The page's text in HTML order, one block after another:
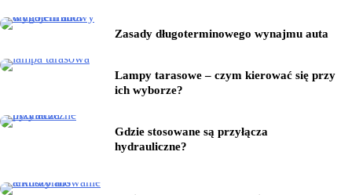
Zasady długoterminowego wynajmu auta
Lampy tarasowe – czym kierować się przy
ich wyborze?
Gdzie stosowane są przyłącza
hydrauliczne?